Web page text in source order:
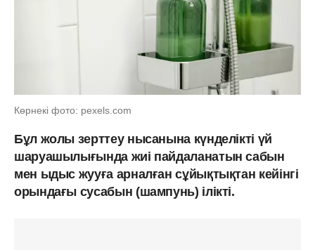
Көрнекі фото: pexels.com
Бұл жолы зерттеу нысанына күнделікті үй
шаруашылығында жиі пайдаланатын сабын
мен ыдыс жууға арналған сұйықтықтан кейінгі
орындағы сусабын (шампунь) ілікті.